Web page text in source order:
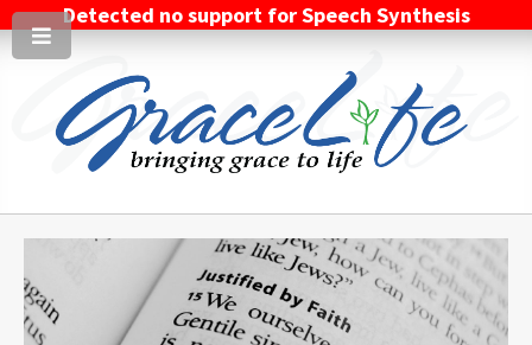
Detected no support for Speech Synthesis